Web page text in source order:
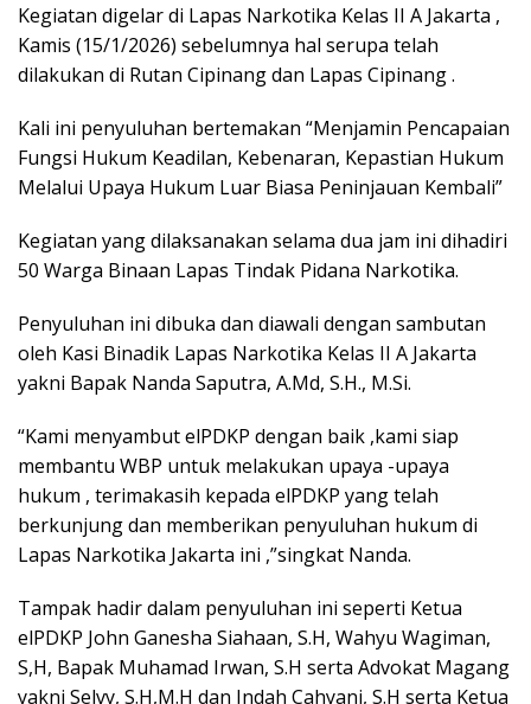
Kegiatan digelar di Lapas Narkotika Kelas II A Jakarta ,
Kamis (15/1/2026) sebelumnya hal serupa telah
dilakukan di Rutan Cipinang dan Lapas Cipinang .
Kali ini penyuluhan bertemakan “Menjamin Pencapaian
Fungsi Hukum Keadilan, Kebenaran, Kepastian Hukum
Melalui Upaya Hukum Luar Biasa Peninjauan Kembali”
Kegiatan yang dilaksanakan selama dua jam ini dihadiri
50 Warga Binaan Lapas Tindak Pidana Narkotika.
Penyuluhan ini dibuka dan diawali dengan sambutan
oleh Kasi Binadik Lapas Narkotika Kelas II A Jakarta
yakni Bapak Nanda Saputra, A.Md, S.H., M.Si.
“Kami menyambut elPDKP dengan baik ,kami siap
membantu WBP untuk melakukan upaya -upaya
hukum , terimakasih kepada elPDKP yang telah
berkunjung dan memberikan penyuluhan hukum di
Lapas Narkotika Jakarta ini ,”singkat Nanda.
Tampak hadir dalam penyuluhan ini seperti Ketua
elPDKP John Ganesha Siahaan, S.H, Wahyu Wagiman,
S,H, Bapak Muhamad Irwan, S.H serta Advokat Magang
yakni Selvy, S.H,M.H dan Indah Cahyani, S.H serta Ketua